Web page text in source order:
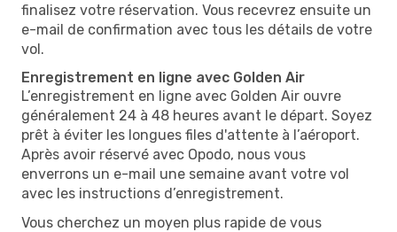
finalisez votre réservation. Vous recevrez ensuite un
e-mail de confirmation avec tous les détails de votre
vol.
Enregistrement en ligne avec Golden Air
L’enregistrement en ligne avec Golden Air ouvre
généralement 24 à 48 heures avant le départ. Soyez
prêt à éviter les longues files d'attente à l’aéroport.
Après avoir réservé avec Opodo, nous vous
enverrons un e-mail une semaine avant votre vol
avec les instructions d’enregistrement.
Vous cherchez un moyen plus rapide de vous